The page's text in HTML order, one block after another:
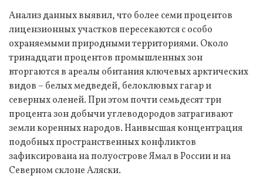
Анализ данных выявил, что более семи процентов
лицензионных участков пересекаются с особо
охраняемыми природными территориями. Около
тринадцати процентов промышленных зон
вторгаются в ареалы обитания ключевых арктических
видов – белых медведей, белоклювых гагар и
северных оленей. При этом почти семьдесят три
процента зон добычи углеводородов затрагивают
земли коренных народов. Наивысшая концентрация
подобных пространственных конфликтов
зафиксирована на полуострове Ямал в России и на
Северном склоне Аляски.